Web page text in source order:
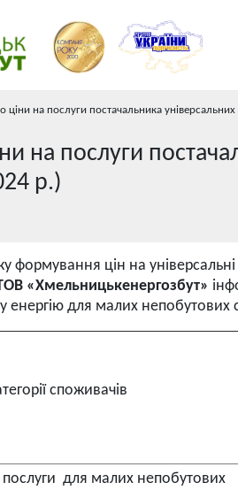
ціни на послуги постачальника
на послуги
р.)
формування цін на
«Хмельницькенергозбут»
енергію для малих непобутових
споживачів
послуги для малих непобутових